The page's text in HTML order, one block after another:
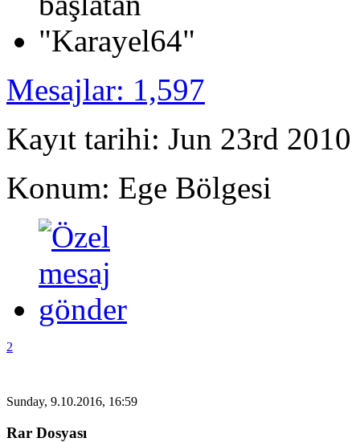
Mesajlar: 1,597
Kayıt tarihi: Jun 23rd 2010
Konum: Ege Bölgesi
2
Sunday, 9.10.2016, 16:59
Rar Dosyası